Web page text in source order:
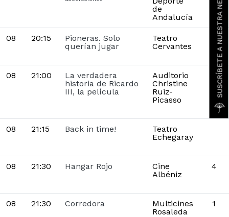
SUSCRÍBETE A NUESTRA NEWSLETTER
de
Andalucía
08 20:15
Pioneras. Solo
querían jugar
Teatro
Cervantes
08 21:00
La verdadera
historia de Ricardo
III, la película
Auditorio
Christine
Ruiz-
Picasso
08 21:15 Back in time!
Teatro
Echegaray
08 21:30 Hangar Rojo
Cine
Albéniz
4
08 21:30 Corredora
Multicines
Rosaleda
1